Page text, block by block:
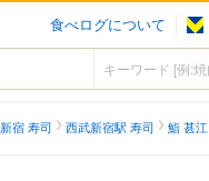
食べログについて
新宿 寿司 西武新宿駅 寿司 鮨 甚江